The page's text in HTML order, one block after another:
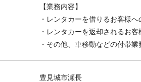
【業務内容】
・レンタカーを借りるお客様
・レンタカーを返却されるお
・その他、車移動などの付帯業
豊見城市瀬長